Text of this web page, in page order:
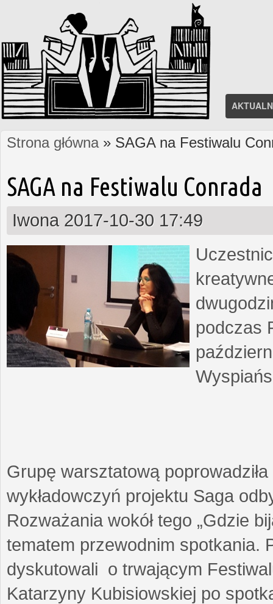
Jesteś tutaj
Strona główna» SAGA na Festiwalu
SAGA na Festiwalu Conrada
Iwona 2017-10-30 17:49
podczas
Grupę warsztatową
wykładowczyń projektu Saga
Rozważania wokół tego „Gdzie
tematem przewodnim spotkania.
dyskutowali o trwającym
Katarzyny Kubisiowskiej po